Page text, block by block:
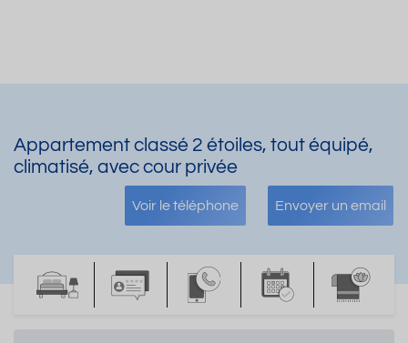
Appartement classé 2 étoiles, tout équipé,
climatisé, avec cour privée
Voir le téléphone Envoyer un email